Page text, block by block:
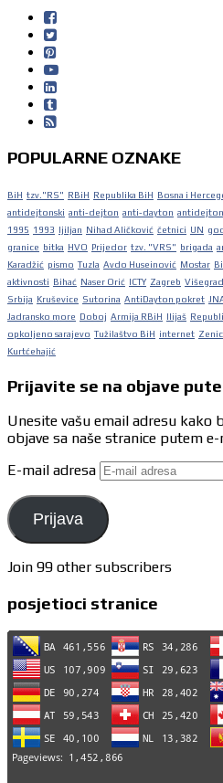
POPULARNE OZNAKE
BiH tzv."RS" RBiH Republika BiH Bosna i
antidejtonski anti-dejton anti-dayton antidejton
1995 1993 ljiljan Nihad Aličković četnici UN
granice bitka HVO Prijedor tzv. "VRS" brigada
Karadžić pismo Tuzla Avdo Huseinović Mostar
aktivnosti Bihać Naser Orić ICTY Zagreb Višegrad
Srbija Kruševice Sutorina AntiDayton pokret
Jadransko more Doboj Armija RBiH Ilijaš
opkoljeno sarajevo Tužilaštvo BiH internet
Kurtćehajić
Prijavite se na objave
Unesite vašu email adresu kako
objave sa naše stranice putem e-
E-mail adresa
Prijava
Join 99 other subscribers
posjetioci stranice